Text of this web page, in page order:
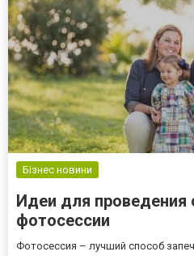
Бізнес новини
Идеи для проведения
фотосессии
Фотосессия – лучший способ